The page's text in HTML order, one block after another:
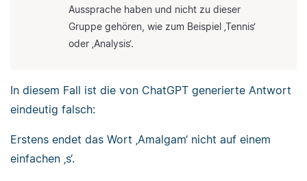
Aussprache haben und nicht zu dieser
Gruppe gehören, wie zum Beispiel ‚Tennis‘
oder ‚Analysis‘.
In diesem Fall ist die von ChatGPT generierte Antwort
eindeutig falsch:
Erstens endet das Wort ‚Amalgam‘ nicht auf einem
einfachen ‚s‘.